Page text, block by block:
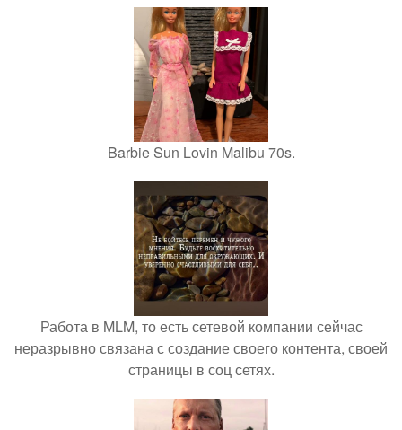
Barbie Sun Lovin Malibu 70s.
Работа в MLM, то есть сетевой компании сейчас
неразрывно связана с создание своего контента, своей
страницы в соц сетях.